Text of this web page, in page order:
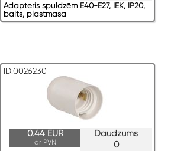
Adapteris spuldzēm E40-E27, IEK, IP20,
balts, plastmasa
ID:0026230
Daudzums
0
0.44 EUR
ar PVN